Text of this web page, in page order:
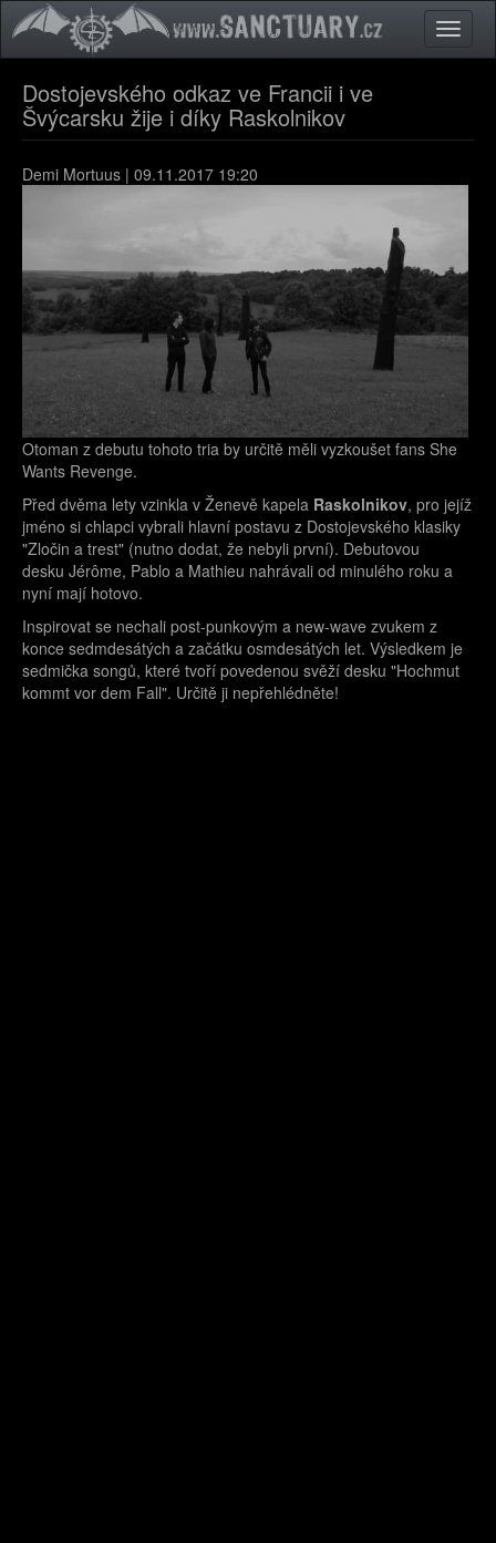
Přejít k hlavnímu obsahu
Toggle
Dostojevského odkaz ve Francii i ve
Švýcarsku žije i díky Raskolnikov
Demi Mortuus | 09.11.2017 19:20
Otoman z debutu tohoto tria by určitě měli vyzkoušet fans She
Wants Revenge.
Před dvěma lety vzinkla v Ženevě kapela Raskolnikov, pro jejíž
jméno si chlapci vybrali hlavní postavu z Dostojevského klasiky
"Zločin a trest" (nutno dodat, že nebyli první). Debutovou
desku Jérôme, Pablo a Mathieu nahrávali od minulého roku a
nyní mají hotovo.
Inspirovat se nechali post-punkovým a new-wave zvukem z
konce sedmdesátých a začátku osmdesátých let. Výsledkem je
sedmička songů, které tvoří povedenou svěží desku "Hochmut
kommt vor dem Fall". Určitě ji nepřehlédněte!